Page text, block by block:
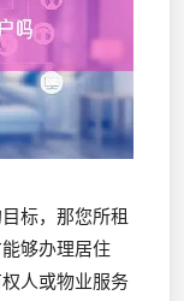
标，那您所租
够办理居住
人或物业服务